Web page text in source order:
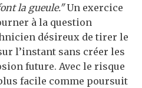
la gueule."Un exercice
à la question
désireux de tirer le
l’instant sans créer les
future. Avec le risque
facile comme poursuit